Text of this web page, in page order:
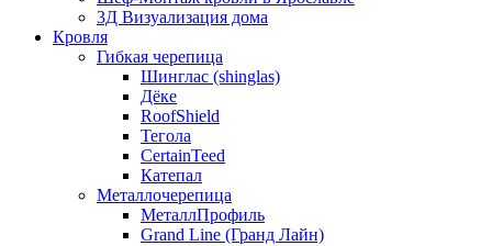
3Д Визуализация дома
Кровля
Гибкая черепица
Шинглас (shinglas)
Дёке
RoofShield
Тегола
CertainTeed
Катепал
Металлочерепица
МеталлПрофиль
Grand Line (Гранд Лайн)